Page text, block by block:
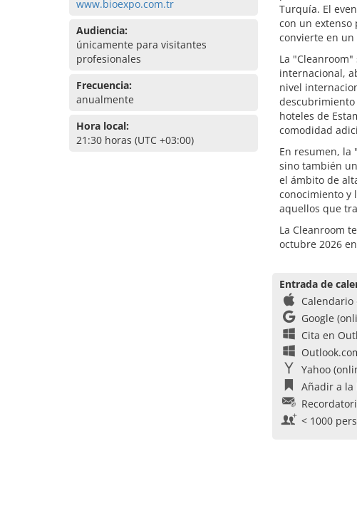
www.bioexpo.com.tr
Audiencia:
únicamente para visitantes
profesionales
Frecuencia:
anualmente
Hora local:
21:30 horas (UTC +03:00)
Turquía. El
con un extenso
convierte en
La
internacional,
nivel
descubrimiento
hoteles de
comodidad
En resumen, la
sino también
el ámbito de
conocimiento y
aquellos que
La Cleanroom
octubre 2026
Entrada de
Calendario
Google
Cita en
Yahoo
Añadir a la
< 1000